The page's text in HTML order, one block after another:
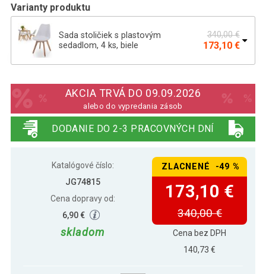
Varianty produktu
Sada stoličiek s plastovým
sedadlom, 4 ks, biele
340,00 €
173,10 €
stoličiek, 4 kusy, sivé
173,10 €
MIADOMODO Sada jedálnych stoličiek,
4 kusy, čierne
347,00 €
173,10 €
AKCIA TRVÁ DO 09.09.2026
alebo do vypredania zásob
DODANIE DO 2-3 PRACOVNÝCH DNÍ
Katalógové číslo:
JG74815
Cena dopravy od:
6,90 €
skladom
ZLACNENÉ -49 %
173,10 €
340,00 €
Cena bez DPH
140,73 €